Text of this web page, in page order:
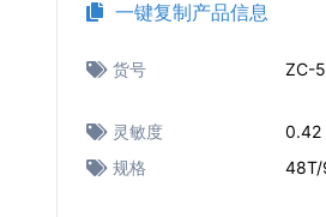
一键复制产品信息
货号 ZC-
灵敏度
0.42
规格